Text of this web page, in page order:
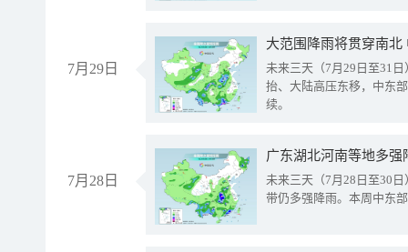
7月29日
大范围降雨将贯穿南
未来三天（7月29日至31
抬、大陆高压东移，中东
续。
7月28日
广东湖北河南等地多
未来三天（7月28日至30
带仍多强降雨。本周中东